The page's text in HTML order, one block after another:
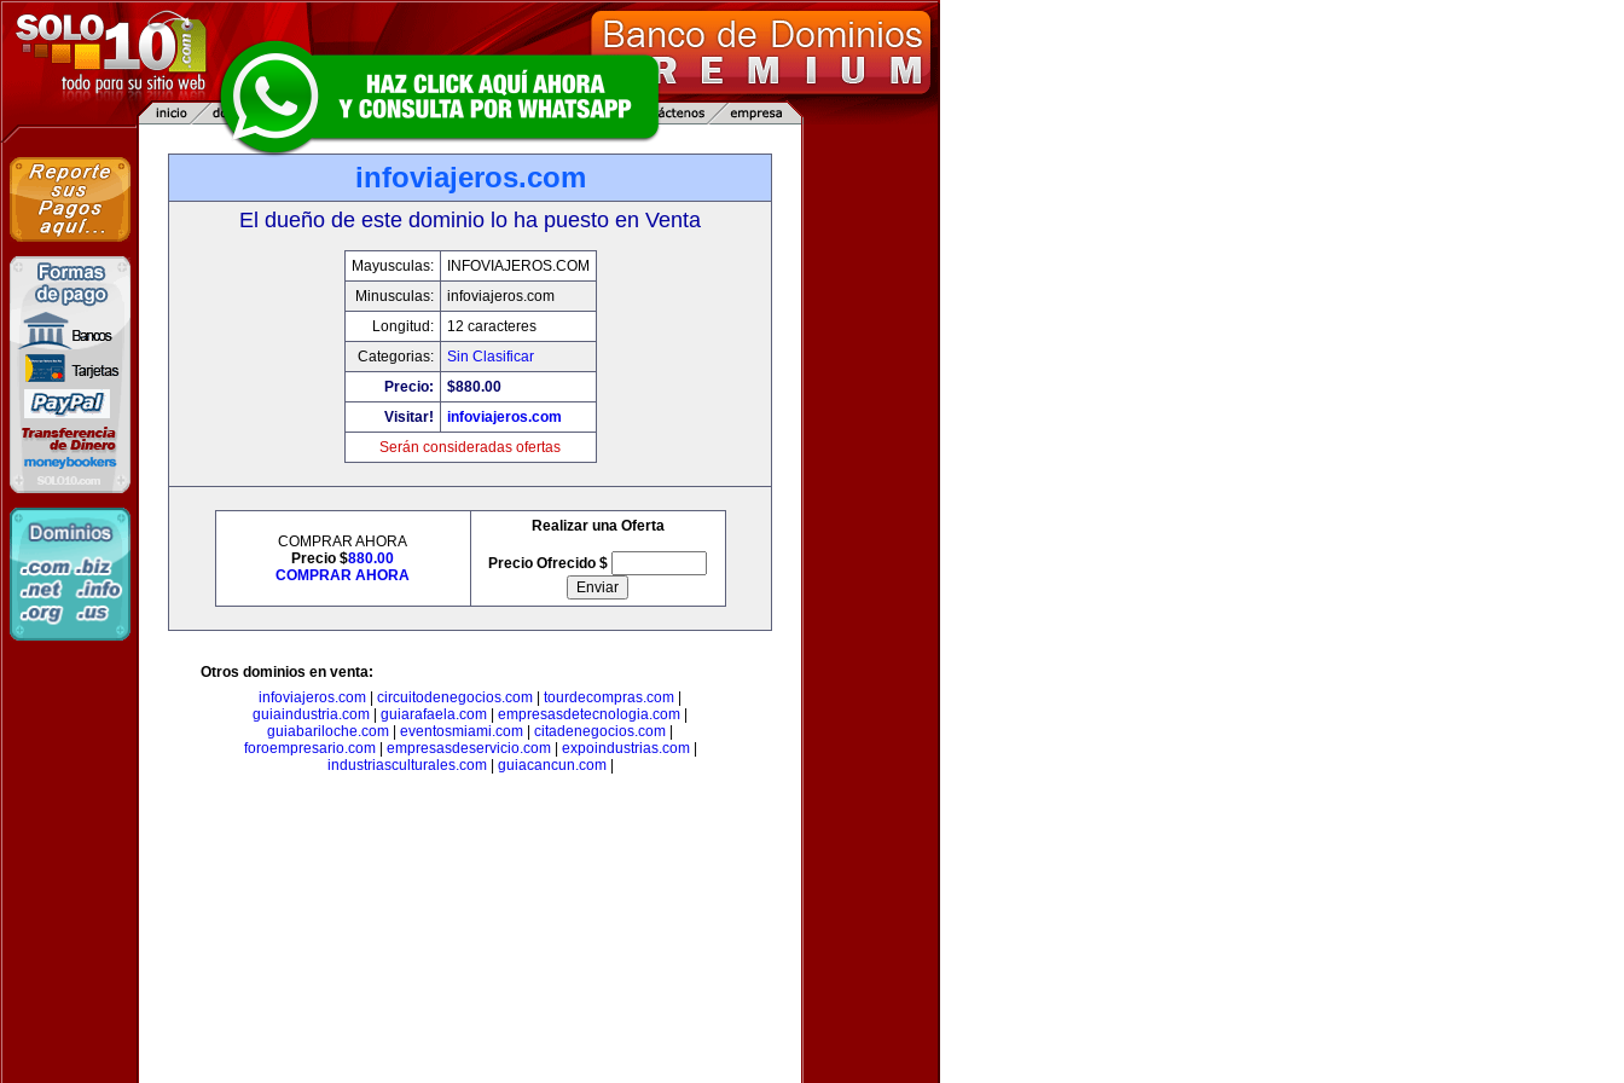
infoviajeros.com
El dueño de este dominio lo ha puesto en Venta
Mayusculas:
INFOVIAJEROS.COM
Minusculas:
infoviajeros.com
Longitud:
12 caracteres
Categorias:
Sin Clasificar
Precio:
$880.00
Visitar!
infoviajeros.com
Serán consideradas ofertas
COMPRAR AHORA
Precio $880.00
COMPRAR AHORA
Realizar una Oferta
Precio Ofrecido $
Otros dominios en venta:
infoviajeros.com
circuitodenegocios.com tourdecompras.com
guiaindustria.com
guiarafaela.com empresasdetecnologia.com
guiabariloche.com
eventosmiami.com citadenegocios.com
foroempresario.com| empresasdeservicio.com| expoindustrias.com|
industriasculturales.com| guiacancun.com|